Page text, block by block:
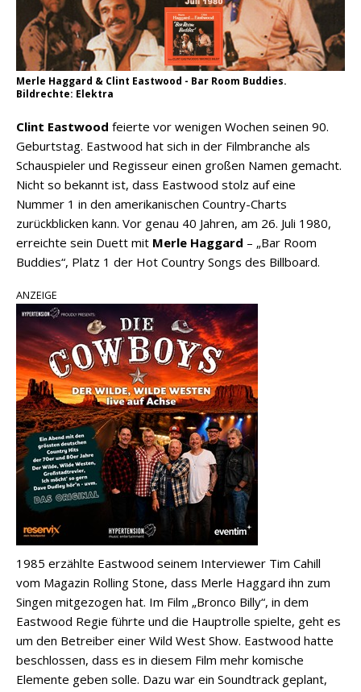
Merle Haggard & Clint Eastwood - Bar Room Buddies.
Bildrechte: Elektra
Clint Eastwood feierte vor wenigen Wochen seinen 90.
Geburtstag. Eastwood hat sich in der Filmbranche als
Schauspieler und Regisseur einen großen Namen gemacht.
Nicht so bekannt ist, dass Eastwood stolz auf eine
Nummer 1 in den amerikanischen Country-Charts
zurückblicken kann. Vor genau 40 Jahren, am 26. Juli 1980,
erreichte sein Duett mit Merle Haggard – „Bar Room
Buddies“, Platz 1 der Hot Country Songs des Billboard.
ANZEIGE
1985 erzählte Eastwood seinem Interviewer Tim Cahill
vom Magazin Rolling Stone, dass Merle Haggard ihn zum
Singen mitgezogen hat. Im Film „Bronco Billy“, in dem
Eastwood Regie führte und die Hauptrolle spielte, geht es
um den Betreiber einer Wild West Show. Eastwood hatte
beschlossen, dass es in diesem Film mehr komische
Elemente geben solle. Dazu war ein Soundtrack geplant,